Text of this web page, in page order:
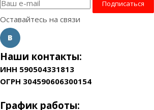
Оставайтесь на связи
Наши контакты:
ИНН 590504331813
ОГРН 304590606300154
График работы: